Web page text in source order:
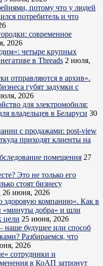
потому что у людей
потребитель и что
современное
2026
четыре крупных
в Threads 2 июля,
отправляются в архив».
губят задумки с
2026
для электромобиля:
владельцев в Беларуси 30
с продажами: post-view
приходят клиенты на
помещения 27
Это не только его
стоят бизнесу
26 июня, 2026
компанию». Как в
«минуты добра» и шли
цели 25 июня, 2026
наше будущее или способ
Разбираемся, что
2026
сотрудники и
в КоАП затронут